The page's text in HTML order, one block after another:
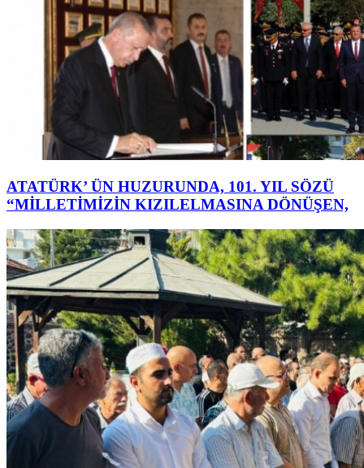
ATATÜRK’ ÜN HUZURUNDA, 101. YIL SÖZÜ
“MİLLETİMİZİN KIZILELMASINA DÖNÜŞEN,